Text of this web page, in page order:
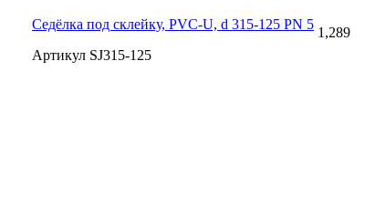
Седёлка под склейку, PVC-U, d 315-125 PN 5
Артикул SJ315-125
1,289